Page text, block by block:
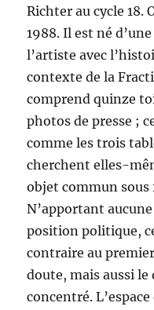
Richter au cycle 18.
1988. Il est né
l’artiste avec
contexte de la
comprend quinze
photos de presse ;
comme les trois
cherchent elles-
objet commun
N’apportant
position politique,
contraire au
doute, mais aussi
concentré.